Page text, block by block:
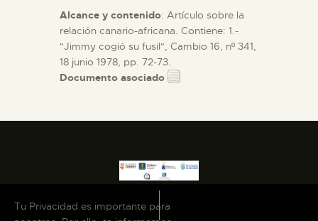
Alcance y contenido: Artículo sobre la
relación canario-africana. Contiene: 1.-
"Jimmy cogió su fusil", Cambio 16, nº 341,
18 junio 1978, pp. 72-73.
Documento asociado
Tu Privacidad es importante para